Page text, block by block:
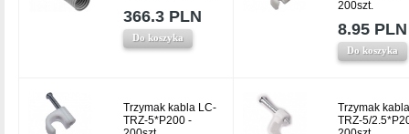
366.3 PLN
Do koszyka
200szt.
8.95 PLN
Do koszyka
Trzymak kabla LC-
TRZ-5*P200 -
Trzymak
TRZ-5/